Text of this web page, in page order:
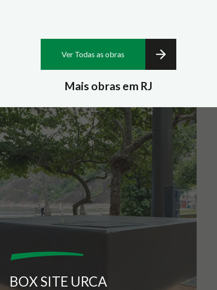
Mais obras em RJ
Ver Todas as obras
BOX SITE URCA